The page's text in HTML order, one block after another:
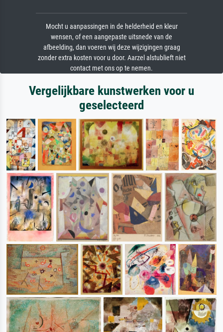
Mocht u aanpassingen in de helderheid en kleur
wensen, of een aangepaste uitsnede van de
afbeelding, dan voeren wij deze wijzigingen graag
zonder extra kosten voor u door. Aarzel alstublieft niet
contact met ons op te nemen.
Vergelijkbare kunstwerken voor u
geselecteerd